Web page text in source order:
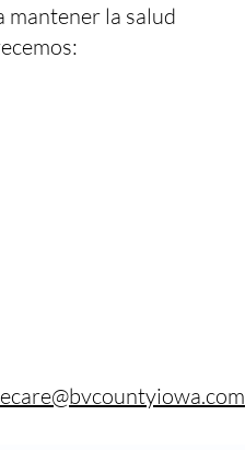
mantener la salud